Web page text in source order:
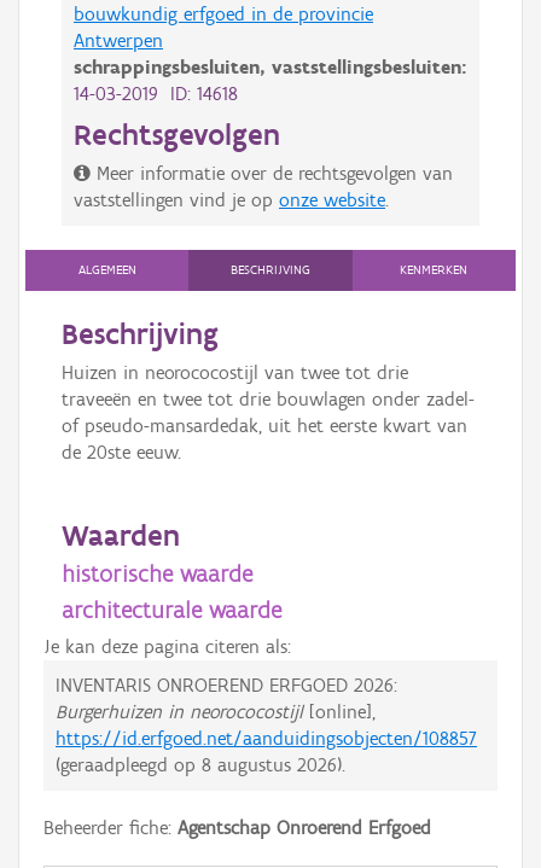
bouwkundig erfgoed in de provincie
Antwerpen
schrappingsbesluiten, vaststellingsbesluiten:
14-03-2019 ID: 14618
Rechtsgevolgen
Meer informatie over de rechtsgevolgen van
vaststellingen vind je op onze website
ALGEMEEN BESCHRIJVING KENMERKEN
Beschrijving
Huizen in neorococostijl van twee tot drie
traveeën en twee tot drie bouwlagen onder zadel-
of pseudo-mansardedak, uit het eerste kwart van
de 20ste eeuw.
Waarden
historische waarde
architecturale waarde
Je kan deze pagina citeren als:
INVENTARIS ONROEREND ERFGOED 2026:
Burgerhuizen in neorococostijl[online],
https://id.erfgoed.net/aanduidingsobjecten/108857
(geraadpleegd op 8 augustus 2026).
Beheerder fiche: Agentschap Onroerend Erfgoed